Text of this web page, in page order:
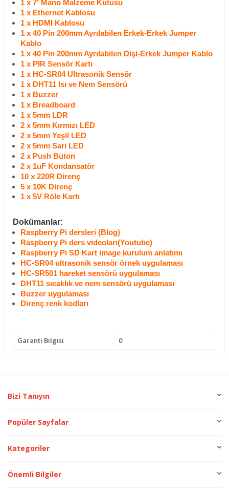
1 x 7' Mano Malzeme Kutusu
1 x Ethernet Kablosu
1 x HDMI Kablosu
1 x 40 Pin 200mm Ayrılabilen Erkek-Erkek Jumper
Kablo
1 x 40 Pin 200mm Ayrılabilen Dişi-Erkek Jumper Kablo
1 x PIR Sensör Kartı
1 x HC-SR04 Ultrasonik Sensör
1 x DHT11 Isı ve Nem Sensörü
1 x Buzzer
1 x Breadboard
1 x 5mm LDR
2 x 5mm Kırmızı LED
2 x 5mm Yeşil LED
2 x 5mm Sarı LED
2 x Push Buton
2 x 1uF Kondansatör
10 x 220R Direnç
5 x 10K Direnç
1 x 5V Röle Kartı
Dokümanlar:
Raspberry Pi dersleri (Blog)
Raspberry Pi ders videoları(Youtube)
Raspberry Pi SD Kart image kurulum anlatımı
HC-SR04 ultrasonik sensör örnek uygulaması
HC-SR501 hareket sensörü uygulaması
DHT11 sıcaklık ve nem sensörü uygulaması
Buzzer uygulaması
Direnç renk kodları
Garanti Bilgisi 0
Bizi Tanıyın
Popüler Sayfalar
Kategoriler
Önemli Bilgiler